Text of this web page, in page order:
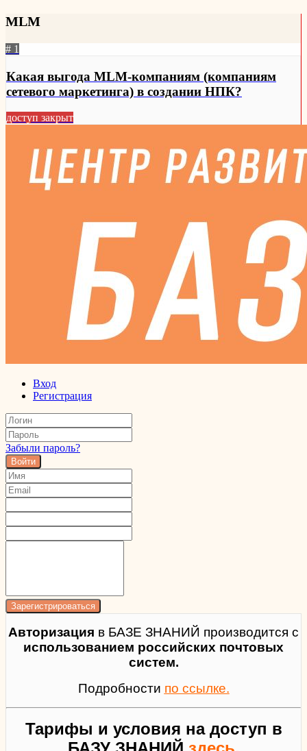
MLM
# 1
Какая выгода MLM-компаниям (компаниям
сетевого маркетинга) в создании НПК?
доступ закрыт
Вход
Регистрация
Забыли пароль?
Войти
Авторизация в БАЗЕ ЗНАНИЙ производится с
использованием российских почтовых
систем.
Подробности по ссылке.
Тарифы и условия на доступ в